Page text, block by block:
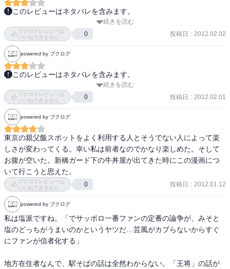
このレビューはネタバレを含みます。
B級グルメ漫画、でいいのかな。刑事と言いつつ刑事の仕事よりメシ
優先。食にかける気合いが半端ない、どこでも誰にでもすぐご飯の
話をし出します。
内容がどうこうというより、ひたすらお腹が空きます。
簡単言ってしまうとB級の美味しんぼ。好き嫌いははっきり別れるか
も。でもなんも考えないで読むには最高だと思う。
続きを読む
ブクログレビューは
いいねできません
0 投稿日 : 2012.02.02
powered by ブクログ
このレビューはネタバレを含みます。
グルメ漫画にしては珍しく、吉野家・松屋・すき屋といった牛丼チ
ェーンや
富士そばなどの早飯屋、袋ラーメン（インスタント）といった
グルメを深く掘り下げるという異色作。
「おお、こういう手があったか！」と思わせるテーマ性はすごくい
い、
のだけど、読んでいると少ししつこいんだよなぁウンチクが。
１冊通して読むのになかなかの体力が要る。
それと、読んでいるととても腹が減るので注意（充分入り込んでい
る証拠）。
続きを読む
ブクログレビューは
いいねできません
0 投稿日 : 2012.02.01
powered by ブクログ
東京の親父飯スポットをよく利用する人とそうでない人によって楽
しさが変わってくる。幸い私は前者なのでかなり楽しめた。そして
お腹が空いた。新橋ガード下の牛丼屋が出てきた時にこの漫画につ
いて行こうと思えた。
ブクログレビューは
いいねできません
0 投稿日 : 2012.01.12
powered by ブクログ
私は塩派ですね。「でサッポロ一番ファンの定番の論争が、みそと
塩のどっちがうまいのかというヤツだ…芸風がカブらないからすぐ
にファンが信者化する」
地方在住者なんで、駅そばの話は全然わからない。「王将」の話が